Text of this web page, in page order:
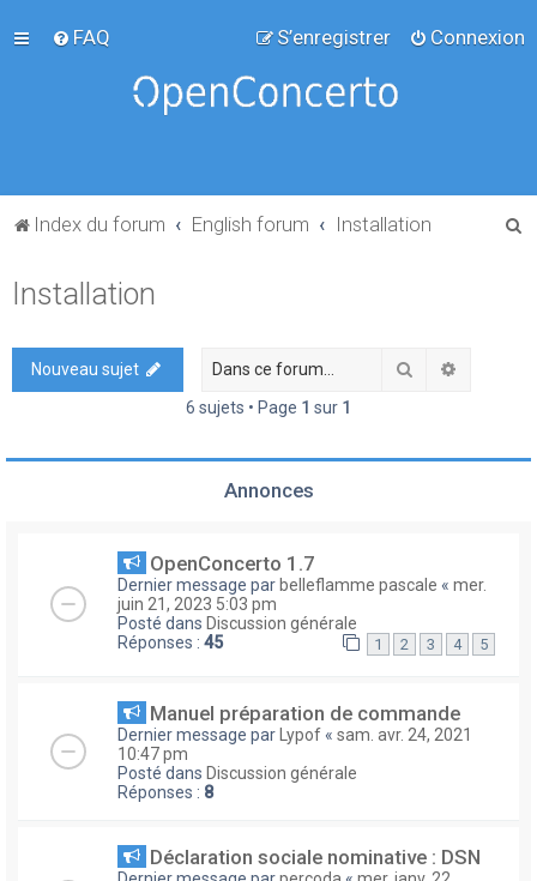
FAQ Connexion
S’enregistrer
Index du forum English forum Installation
h
Installation
Nouveau sujet Rechercher
6 sujets • Page 1 sur 1
Annonces
OpenConcerto 1.7
Dernier message par belleflamme pascale « mer.
juin 21, 2023 5:03 pm
Posté dans Discussion générale
Réponses : 45 1 2 3 4 5
Manuel préparation de commande
Dernier message par Lypof « sam. avr. 24, 2021
10:47 pm
Posté dans Discussion générale
Réponses : 8
Déclaration sociale nominative : DSN